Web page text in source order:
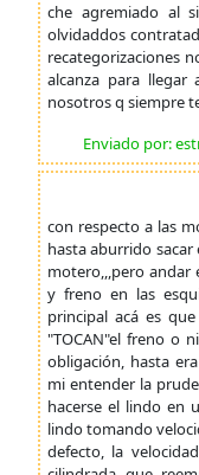
che agremiado al
olvidaddos
recategorizaciones
alcanza para
nosotros q siempre
Enviado por:
con respecto a las
hasta aburrido sacar
motero,,,pero andar
y freno en las
principal acá es
"TOCAN"el freno o
obligación, hasta
mi entender la
hacerse el lindo en
lindo tomando
defecto, la